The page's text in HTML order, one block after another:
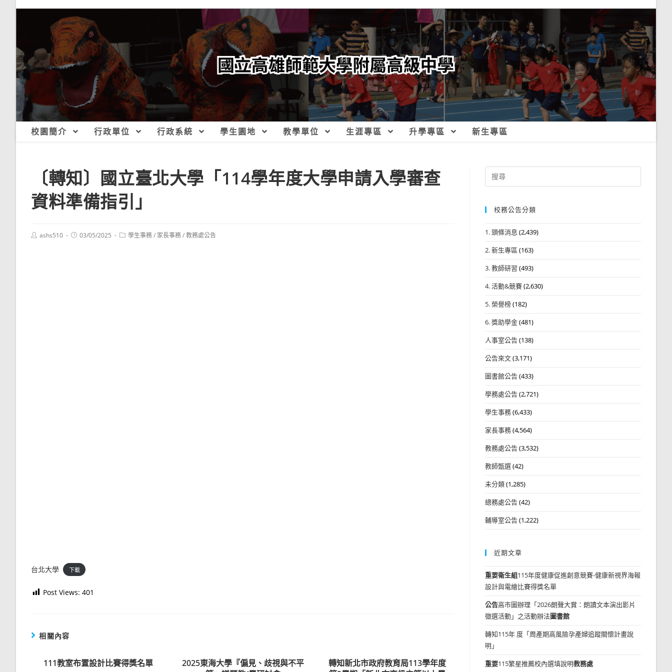
校園簡介 行政單位 行政系統 學生園地 教學單位 生涯專區 升學專區 新生專區
〔轉知〕國立臺北大學「114學年度大學申請入學審查
資料準備指引」
Postashs510
Post03/05/2025
Post學生事務/ 家長事務/教務處公告
台北大學 下載
Post Views: 401
相關內容
111教室布置設計比賽得獎名單
2025東海大學『偏見、歧視與不平
轉知新北市政府教育局113學年度
Search
for:
校務公告分類
1. 頭條消息 (2,439)
2. 新生專區 (163)
3. 教師研習 (493)
4. 活動&競賽(2,630)
5. 榮譽榜(182)
6. 獎助學金(481)
人事室公告(138)
公告來文(3,171)
圖書館公告(433)
學務處公告(2,721)
學生事務(6,433)
家長事務(4,564)
教務處公告(3,532)
教師甄選(42)
未分類(1,285)
總務處公告(42)
輔導室公告(1,222)
近期文章
重要衛生組115年度健康促進創意競賽-健康新視界海報
設計與電繪比賽得獎名單
公告高市圖辦理「2026朗聲大賞：朗讀文本演出影片
徵選活動」之活動辦法圖書館
轉知115年 度「周產期高風險孕產婦追蹤關懷計畫說
明」
重要115繁星推薦校內選填說明教務處